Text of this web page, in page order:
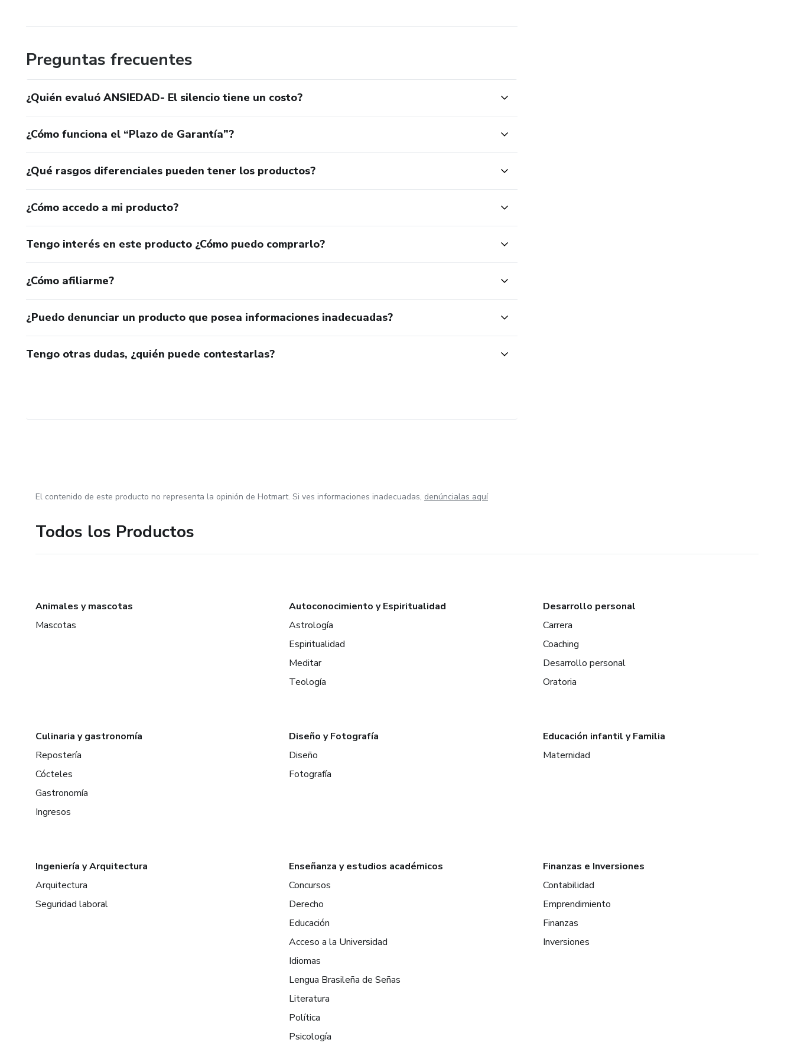
Hoy, después de años de estudio y práctica, puedo mostrarte que sí es posible lograr bienestar real y duradero sin
Preguntas frecuentes
¿Quién evaluó ANSIEDAD- El silencio tiene un costo?
¿Cómo funciona el “Plazo de Garantía”?
¿Qué rasgos diferenciales pueden tener los productos?
¿Cómo accedo a mi producto?
Tengo interés en este producto ¿Cómo puedo comprarlo?
¿Cómo afiliarme?
¿Puedo denunciar un producto que posea informaciones inadecuadas?
Tengo otras dudas, ¿quién puede contestarlas?
El contenido de este producto no representa la opinión de Hotmart. Si ves informaciones inadecuadas, denúncialas aquí
Todos los Productos
Animales y mascotas
Mascotas
Autoconocimiento y Espiritualidad
Astrología
Espiritualidad
Meditar
Teología
Desarrollo personal
Carrera
Coaching
Desarrollo personal
Oratoria
Culinaria y gastronomía
Repostería
Cócteles
Gastronomía
Ingresos
Diseño y Fotografía
Diseño
Fotografía
Educación infantil y Familia
Maternidad
Ingeniería y Arquitectura
Arquitectura
Seguridad laboral
Enseñanza y estudios académicos
Concursos
Derecho
Educación
Acceso a la Universidad
Idiomas
Lengua Brasileña de Señas
Literatura
Política
Psicología
Finanzas e Inversiones
Contabilidad
Emprendimiento
Finanzas
Inversiones